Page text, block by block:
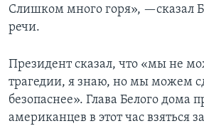
Слишком много горя», —сказал
речи.
Президент сказал, что «мы не
трагедии, я знаю, но мы можем
безопаснее». Глава Белого дома
американцев в этот час взяться